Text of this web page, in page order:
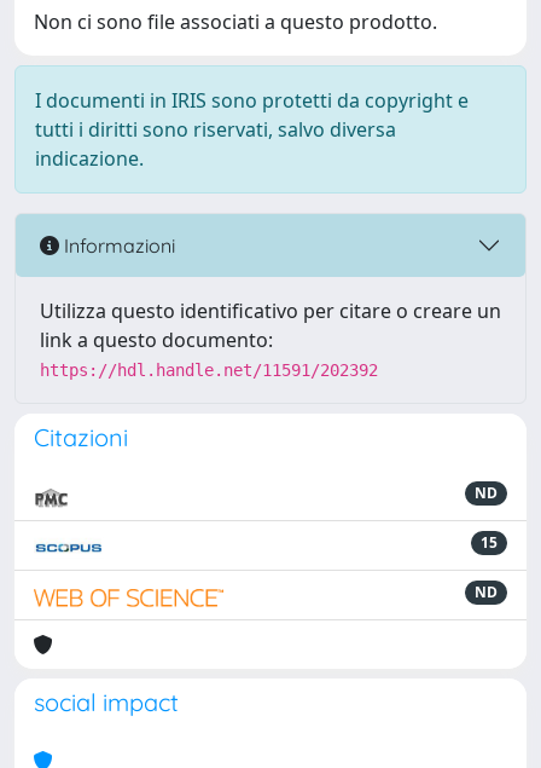
Non ci sono file associati a questo prodotto.
I documenti in IRIS sono protetti da copyright e
tutti i diritti sono riservati, salvo diversa
indicazione.
Informazioni
Utilizza questo identificativo per citare o creare un
link a questo documento:
https://hdl.handle.net/11591/202392
Citazioni
ND
15
ND
social impact